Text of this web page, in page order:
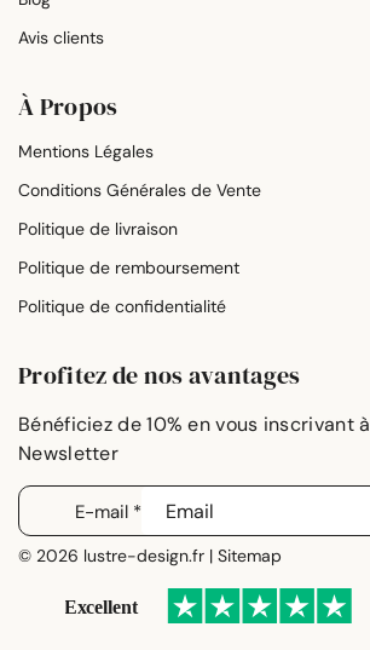
Avis clients
À Propos
Mentions Légales
Conditions Générales de Vente
Politique de livraison
Politique de remboursement
Politique de confidentialité
Profitez de nos avantages
E-mail *
© 2026 lustre-design.fr | Sitemap